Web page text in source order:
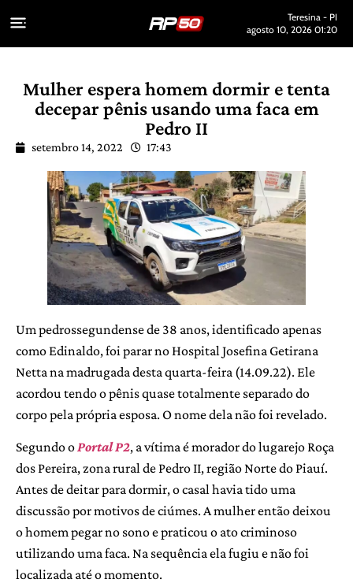
Teresina - PI
agosto 10, 2026 01:20
Mulher espera homem dormir e tenta
decepar pênis usando uma faca em
Pedro II
setembro 14, 2022 17:43
Um pedrossegundense de 38 anos, identificado apenas
como Edinaldo, foi parar no Hospital Josefina Getirana
Netta na madrugada desta quarta-feira (14.09.22). Ele
acordou tendo o pênis quase totalmente separado do
corpo pela própria esposa. O nome dela não foi revelado.
Segundo o Portal P2, a vítima é morador do lugarejo Roça
dos Pereira, zona rural de Pedro II, região Norte do Piauí.
Antes de deitar para dormir, o casal havia tido uma
discussão por motivos de ciúmes. A mulher então deixou
o homem pegar no sono e praticou o ato criminoso
utilizando uma faca. Na sequência ela fugiu e não foi
localizada até o momento.